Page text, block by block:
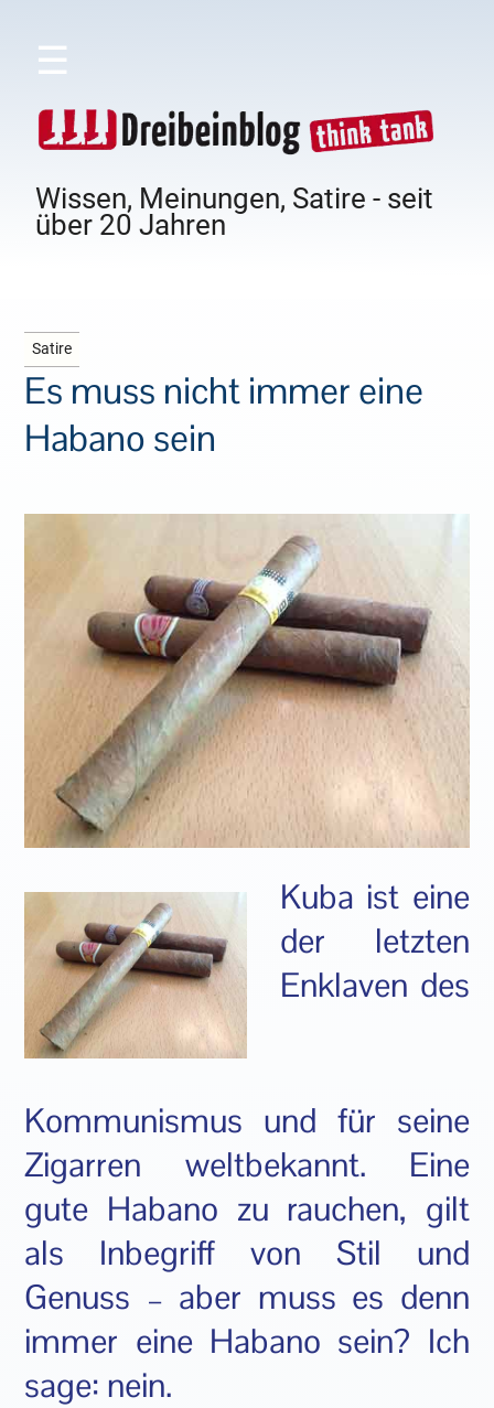
☰
Wissen, Meinungen, Satire - seit
über 20 Jahren
Satire
Es muss nicht immer eine
Habano sein
Kuba ist eine
der letzten
Enklaven des
Kommunismus und für seine
Zigarren weltbekannt. Eine
gute Habano zu rauchen, gilt
als Inbegriff von Stil und
Genuss – aber muss es denn
immer eine Habano sein? Ich
sage: nein.